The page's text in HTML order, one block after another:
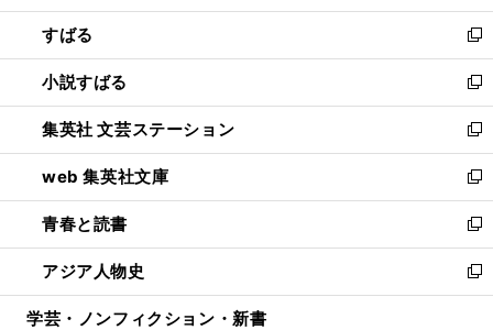
開
く
ウ
で
開
く
ン
ド
ウ
で
開
く
すばる
新
し
い
ウ
ィ
ン
ド
ウ
で
開
く
小説すばる
新
し
い
ウ
ィ
ン
ド
ウ
で
開
集英社 文芸ステーション
新
し
い
ウ
ィ
ン
ド
ウ
web 集英社文庫
新
し
い
ウ
ィ
ン
青春と読書
新
し
い
ウ
アジア人物史
新
し
学芸・ノンフィクション・新書